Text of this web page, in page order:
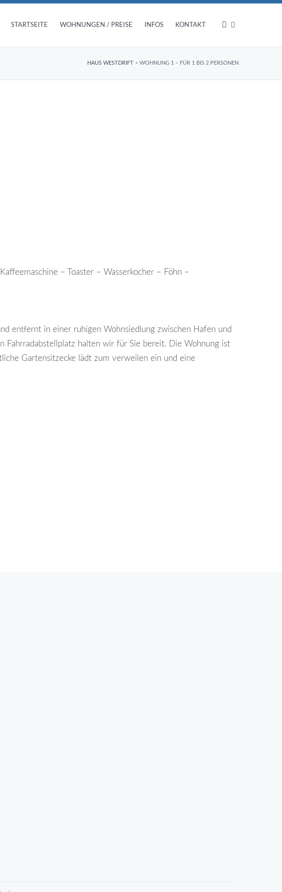
STARTSEITE WOHNUNGEN / PREISE INFOS KONTAKT
HAUS WESTDRIFT > WOHNUNG 1 – FÜR 1 BIS 2 PERSONEN
– Toaster – Wasserkocher – Föhn –
entfernt in einer ruhigen Wohnsiedlung zwischen Hafen und
Fahrradabstellplatz halten wir für Sie bereit. Die Wohnung ist
Gartensitzecke lädt zum verweilen ein und eine